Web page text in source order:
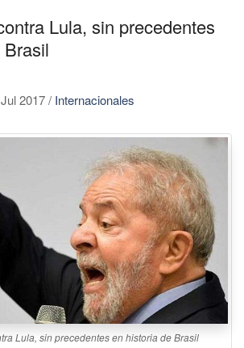
Lula, sin precedentes
2017/ Internacionales
Lula, sin precedentes en historia de Brasil